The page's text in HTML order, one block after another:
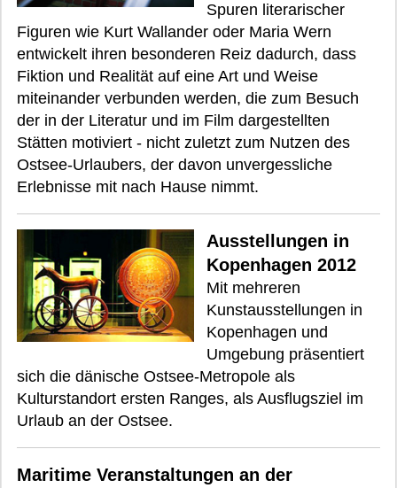
Spuren literarischer
Figuren wie Kurt Wallander oder Maria Wern
entwickelt ihren besonderen Reiz dadurch, dass
Fiktion und Realität auf eine Art und Weise
miteinander verbunden werden, die zum Besuch
der in der Literatur und im Film dargestellten
Stätten motiviert - nicht zuletzt zum Nutzen des
Ostsee-Urlaubers, der davon unvergessliche
Erlebnisse mit nach Hause nimmt.
Ausstellungen in
Kopenhagen 2012
Mit mehreren
Kunstausstellungen in
Kopenhagen und
Umgebung präsentiert
sich die dänische Ostsee-Metropole als
Kulturstandort ersten Ranges, als Ausflugsziel im
Urlaub an der Ostsee.
Maritime Veranstaltungen an der